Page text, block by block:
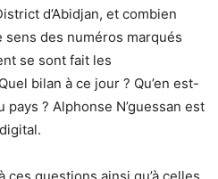
d’Abidjan, et combien
sens des numéros marqués
se sont fait les
bilan à ce jour ? Qu’en est-
? Alphonse N’guessan est